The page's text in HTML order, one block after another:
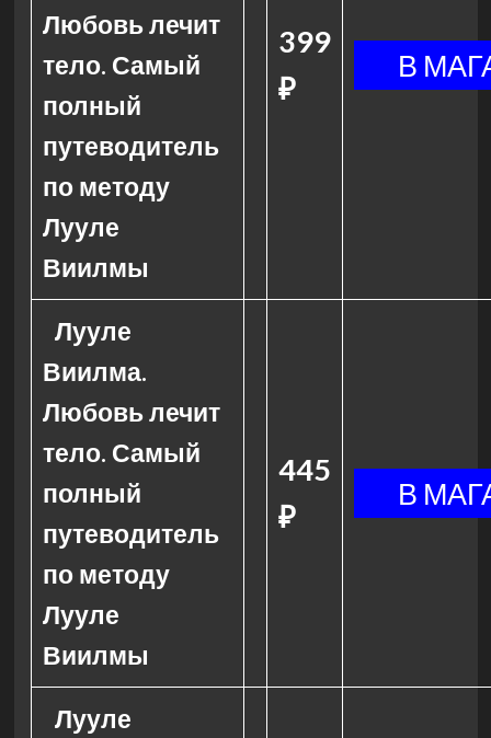
Любовь лечит
тело. Самый
полный
путеводитель
по методу
Лууле
Виилмы
399
₽
Лууле
Виилма.
Любовь лечит
тело. Самый
полный
путеводитель
по методу
Лууле
Виилмы
445
₽
Лууле